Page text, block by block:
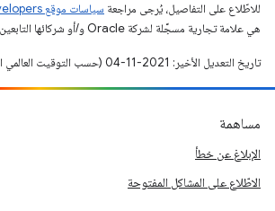
للاطّلاع على التفاصيل، يُرجى مراجعة سياسات موقع Google Developers‏
هي علامة تجارية مسجَّلة لشركة Oracle و/أو شركائها التابعين.
تاريخ التعديل الأخير: 2021-11-04 (حسب التوقيت العالمي المتفَّق عليه)
مساهمة
الإبلاغ عن خطأ
الاطّلاع على المشاكل المفتوحة